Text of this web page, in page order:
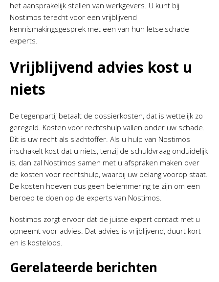
het aansprakelijk stellen van werkgevers. U kunt bij
Nostimos terecht voor een vrijblijvend
kennismakingsgesprek met een van hun letselschade
experts.
Vrijblijvend advies kost u
niets
De tegenpartij betaalt de dossierkosten, dat is wettelijk zo
geregeld. Kosten voor rechtshulp vallen onder uw schade.
Dit is uw recht als slachtoffer. Als u hulp van Nostimos
inschakelt kost dat u niets, tenzij de schuldvraag onduidelijk
is, dan zal Nostimos samen met u afspraken maken over
de kosten voor rechtshulp, waarbij uw belang voorop staat.
De kosten hoeven dus geen belemmering te zijn om een
beroep te doen op de experts van Nostimos.
Nostimos zorgt ervoor dat de juiste expert contact met u
opneemt voor advies. Dat advies is vrijblijvend, duurt kort
en is kosteloos.
Gerelateerde berichten